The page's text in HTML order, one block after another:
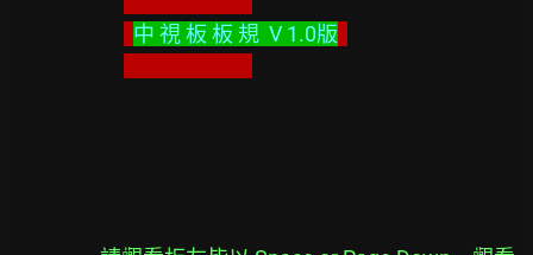
中 視 板 板 規  V 1.0版